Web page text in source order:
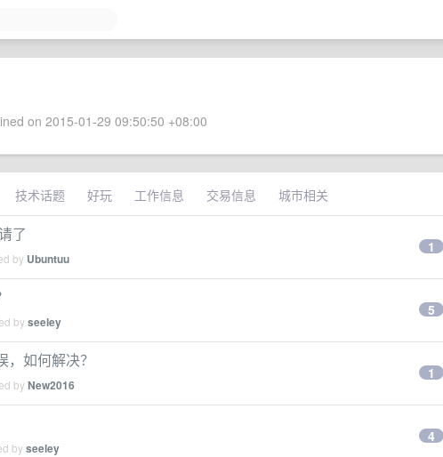
on 2015-01-29 09:50:50 +08:00
技术话题 好玩 工作信息 交易信息 城市相关
了
by Ubuntuu
1
byseeley
5
如何解决？
byNew2016
1
byseeley
4